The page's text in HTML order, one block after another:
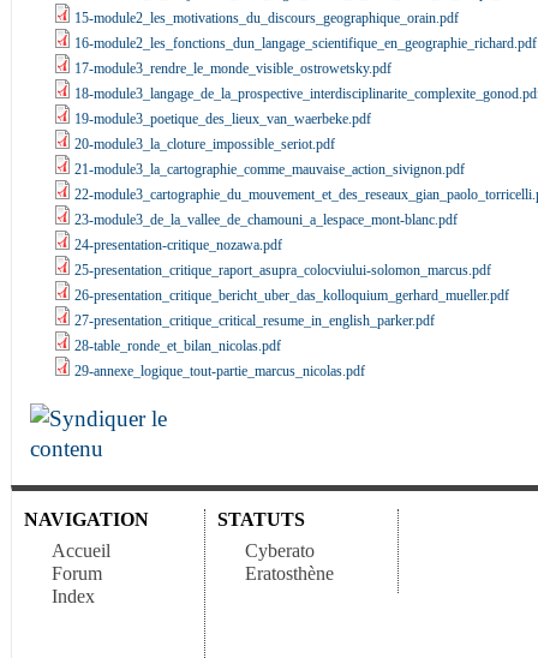
15-module2_les_motivations_du_discours_geographique_orain.pdf
16-module2_les_fonctions_dun_langage_scientifique_en_geographie_richard.pdf
17-module3_rendre_le_monde_visible_ostrowetsky.pdf
18-
19-module3_poetique_des_lieux_van_waerbeke.pdf
20-module3_la_cloture_impossible_seriot.pdf
21-module3_la_cartographie_comme_mauvaise_action_sivignon.pdf
22-
23-module3_de_la_vallee_de_chamouni_a_lespace_mont-blanc.pdf
24-presentation-critique_nozawa.pdf
25-presentation_critique_raport_asupra_colocviului-solomon_marcus.pdf
26-presentation_critique_bericht_uber_das_kolloquium_gerhard_mueller.pdf
27-presentation_critique_critical_resume_in_english_parker.pdf
28-table_ronde_et_bilan_nicolas.pdf
29-annexe_logique_tout-partie_marcus_nicolas.pdf
NAVIGATION
Accueil
Forum
Index
STATUTS
Cyberato
Eratosthène